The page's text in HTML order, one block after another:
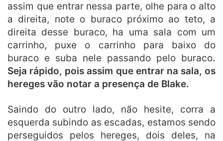
assim que entrar nessa parte, olhe para o alto
a direita, note o buraco próximo ao teto, a
direita desse buraco, ha uma sala com um
carrinho, puxe o carrinho para baixo do
buraco e suba nele passando pelo buraco.
Seja rápido, pois assim que entrar na sala, os
hereges vão notar a presença de Blake.
Saindo do outro lado, não hesite, corra a
esquerda subindo as escadas, estamos sendo
perseguidos pelos hereges, dois deles, na